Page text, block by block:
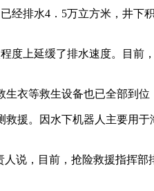
排水4．5万立方米，井下
度上延缓了排水速度。目前
衣等救生设备也已全部到位
援。因水下机器人主要用
说，目前，抢险救援指挥部